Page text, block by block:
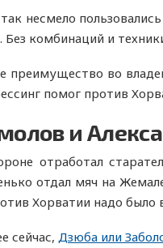
несмело
комбинаций и
преимущество во
помог против
и
отработал
отдал мяч на
Хорватии надо
сейчас, Дзюба или